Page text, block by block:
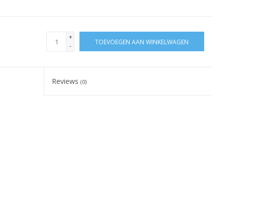
+
-
TOEVOEGEN AAN WINKELWAGEN
Reviews(0)